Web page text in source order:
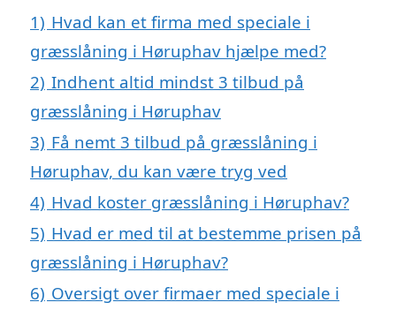
1) Hvad kan et firma med speciale i
græsslåning i Høruphav hjælpe med?
2) Indhent altid mindst 3 tilbud på
græsslåning i Høruphav
3) Få nemt 3 tilbud på græsslåning i
Høruphav, du kan være tryg ved
4) Hvad koster græsslåning i Høruphav?
5) Hvad er med til at bestemme prisen på
græsslåning i Høruphav?
6) Oversigt over firmaer med speciale i